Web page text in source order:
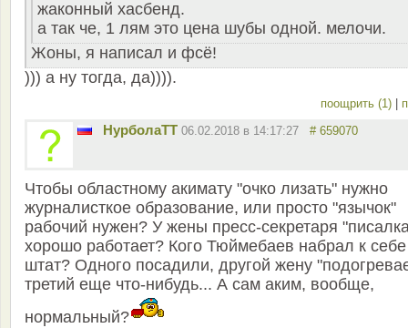
жаконный хасбенд.
а так че, 1 лям это цена шубы одной. мелочи.
Жоны, я написал и фсё!
))) а ну тогда, да)))).
поощрить (1)
НурболаТТ 06.02.2018 в 14:17:27 # 659070
Чтобы областному акимату "очко лизать" нужно
журналисткое образование, или просто "язычок"
рабочий нужен? У жены пресс-секретаря
хорошо работает? Кого Тюймебаев набрал к
штат? Одного посадили, другой жену
третий еще что-нибудь... А сам аким, вообще,
нормальный?